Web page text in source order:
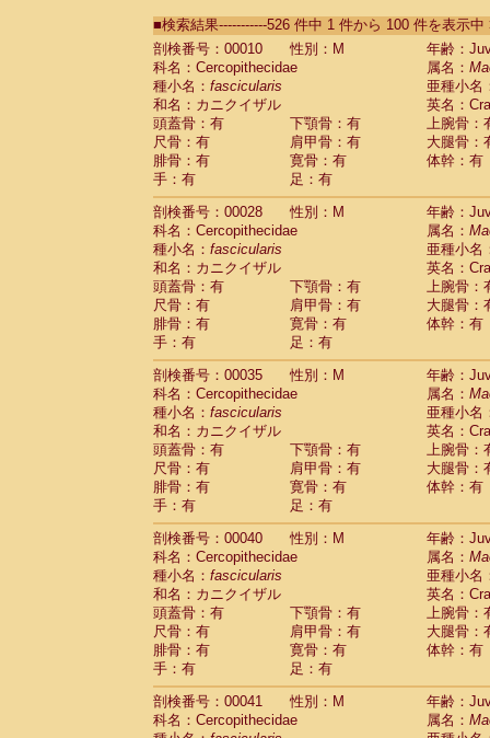
CebidaeSaguinus labiatus(0)
Cebidae Saguinus leucopus (4)
CebidaeSaguinus midas
CebidaeSaguinus mystax
CebidaeSaguinus nigricollis (13)
Cebidae Saguinus oedipus
Cebidae Saguinus weddelli
Cebidae Saguinusspp.
Cebidae Aotus trivirgatus
Cebidae Cebus albifrons
CebidaeCebus apella
CebidaeCebus capucinus
CebidaeCebus nigrivittatus
Cebidae Cebusspp.(0)
Cebidae Saimiri boliviensis
Cebidae Saimiri sciureus
Atelidae Alouatta caraya
AtelidaeAlouatta fusca
AtelidaeAlouatta seniculus
AtelidaeAlouatta
AtelidaeAteles belzebuth
Atelidae Ateles geoffroyi
Atelidae Ateles paniscus
Atelidae Atelesspp.
Atelidae Lagothrix lagothricha
AtelidaeLagothrix lagothricha cana(0)
Pitheciidae
Cacajao calvus
PitheciidaeCallicebus cupreus(0)
Pitheciidae Callicebus donacophilus(0)
Pitheciidae Callicebus moloch(0)
Pitheciidae Callicebus torquatus(0)
Pitheciidae Callicebus
Pitheciidae Chiropotes satanas
Pitheciidae Pithecia monachus
Pitheciidae Pithecia pithecia (0)
Cercopithecidae Cercocebus agilis (0)
■検索結果-----------526 件中 1 件から 100 件を表示
剖検番号：00010
性別：M
年齢：
科名：Cercopithecidae
属名：
種小名： fascicularis
亜種小名
和名：カニクイザル
英名：
頭蓋骨：有
下顎骨：有
上腕骨：
尺骨：有
肩甲骨：有
大腿骨：
腓骨：有
寛骨：有
体幹：有
手：有
足：有
剖検番号：00028
性別：M
年齢：
科名：Cercopithecidae
属名：
種小名： fascicularis
亜種小名
和名：カニクイザル
英名：
頭蓋骨：有
下顎骨：有
上腕骨：
尺骨：有
肩甲骨：有
大腿骨：
腓骨：有
寛骨：有
体幹：有
手：有
足：有
剖検番号：00035
性別：M
年齢：
科名：Cercopithecidae
属名：
種小名： fascicularis
亜種小名
和名：カニクイザル
英名：
頭蓋骨：有
下顎骨：有
上腕骨：
尺骨：有
肩甲骨：有
大腿骨：
腓骨：有
寛骨：有
体幹：有
手：有
足：有
剖検番号：00040
性別：M
年齢：
科名：Cercopithecidae
属名：
種小名： fascicularis
亜種小名
和名：カニクイザル
英名：
頭蓋骨：有
下顎骨：有
上腕骨：
尺骨：有
肩甲骨：有
大腿骨：
腓骨：有
寛骨：有
体幹：有
手：有
足：有
剖検番号：00041
性別：M
年齢：
科名：Cercopithecidae
属名：